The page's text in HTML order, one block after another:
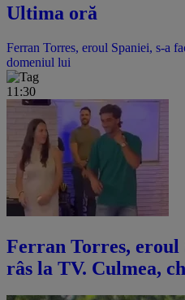
Ultima oră
Ferran Torres, eroul Spaniei, s-a
domeniul lui
11:30
Ferran Torres, eroul
râs la TV. Culmea,